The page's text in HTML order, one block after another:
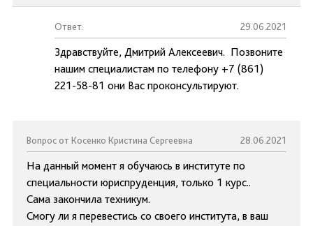
Ответ: 29.06.2021
Здравствуйте, Дмитрий Алексеевич. Позвоните
нашим специалистам по телефону +7 (861)
221-58-81 они Вас проконсультируют.
Вопрос от Косенко Кристина Сергеевна 28.06.2021
На данный момент я обучаюсь в институте по
специальности юриспруденция, только 1 курс..
Сама закончила техникум.
Смогу ли я перевестись со своего института, в ваш